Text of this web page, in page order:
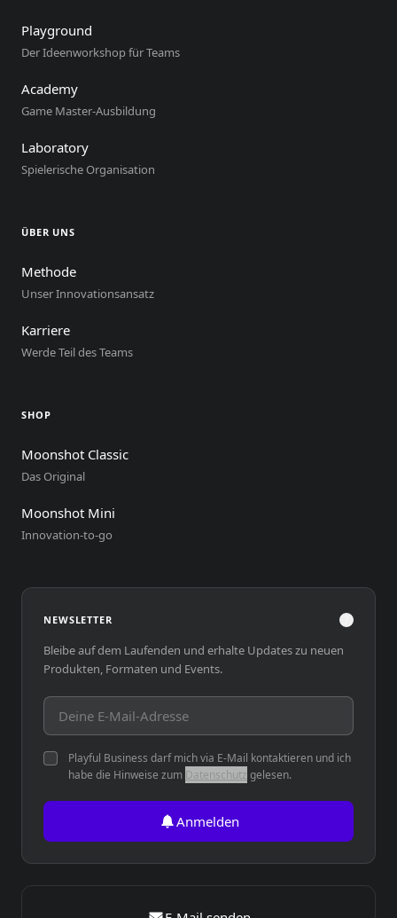
Playground
Der Ideenworkshop für Teams
Academy
Game Master-Ausbildung
Laboratory
Spielerische Organisation
ÜBER UNS
Methode
Unser Innovationsansatz
Karriere
Werde Teil des Teams
SHOP
Moonshot Classic
Das Original
Moonshot Mini
Innovation-to-go
NEWSLETTER ?
Bleibe auf dem Laufenden und erhalte Updates zu neuen
Produkten, Formaten und Events.
E-Mail-Adresse
Playful Business darf mich via E-Mail kontaktieren und ich
habe die Hinweise zum Datenschutz gelesen.
Anmelden